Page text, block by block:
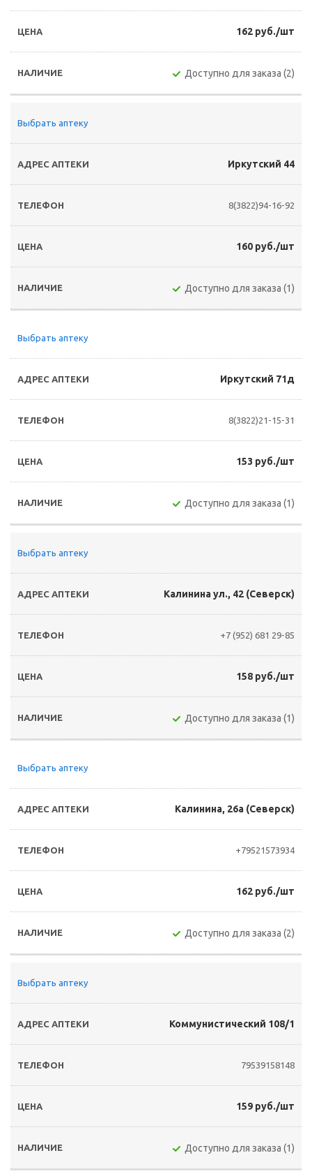
162 руб./шт
Доступно для заказа (2)
Выбрать аптеку
Иркутский 44
8(3822)94-16-92
160 руб./шт
Доступно для заказа (1)
Выбрать аптеку
Иркутский 71д
8(3822)21-15-31
153 руб./шт
Доступно для заказа (1)
Выбрать аптеку
Калинина ул., 42 (Северск)
+7 (952) 681 29-85
158 руб./шт
Доступно для заказа (1)
Выбрать аптеку
Калинина, 26а (Северск)
+79521573934
162 руб./шт
Доступно для заказа (2)
Выбрать аптеку
Коммунистический 108/1
79539158148
159 руб./шт
Доступно для заказа (1)